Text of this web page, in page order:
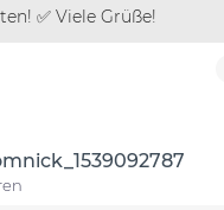
✅ Viele Grüße!